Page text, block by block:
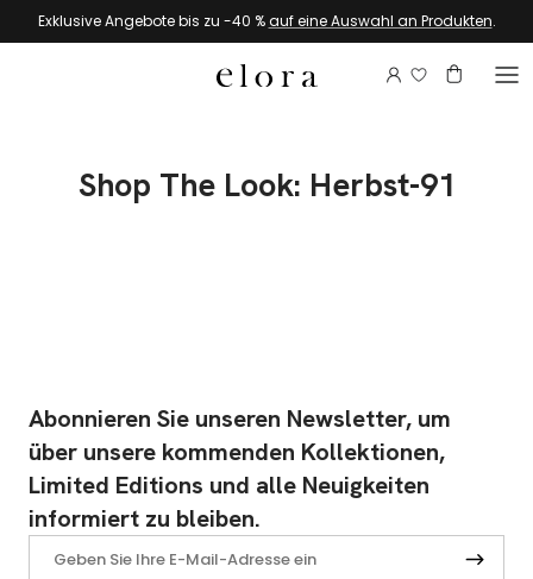
Zum Inhalt springen
Exklusive Angebote bis zu -40 %auf eine Auswahl an Produkten.
KontoMelden Sie
Shop The Look: Herbst-91
Abonnieren Sie unseren Newsletter, um
über unsere kommenden Kollektionen,
Limited Editions und alle Neuigkeiten
informiert zu bleiben.